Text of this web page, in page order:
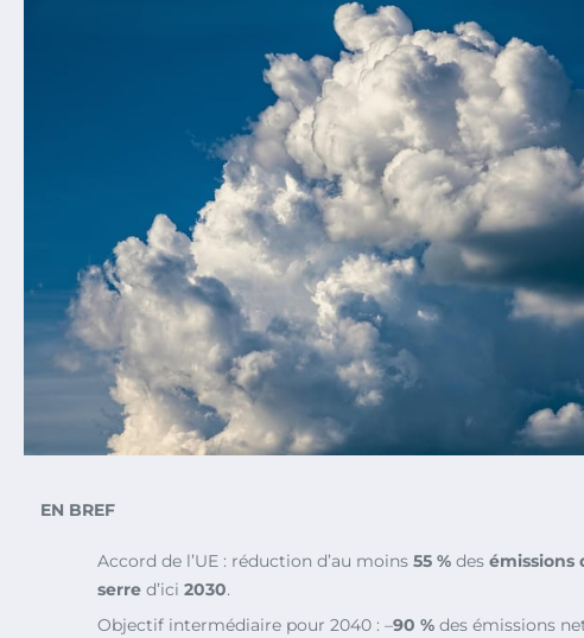
EN BREF
Accord de l’UE : réduction d’au moins 55 % des émissions
serre d’ici 2030.
Objectif intermédiaire pour 2040 : –90 % des émissions